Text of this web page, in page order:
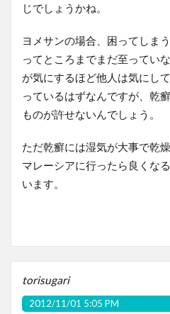
じでしょうかね。
ヨメサンの場合、困ってしま
ってところまでまだ至ってい
が気にするほど他人は気にし
っているはずなんですが、乾
ものが許せないんでしょう。
ただ乾癬には湿気が大事で乾
マレーシアに行ったら良くな
います。
torisugari
2012/11/01 5:05 PM